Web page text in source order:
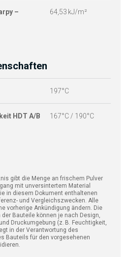
–
64,53 kJ/m²
197°C
HDT A/B
167°C / 190°C
gibt die Menge an frischem Pulver
mit unversintertem Material
in diesem Dokument enthaltenen
und Vergleichszwecken. Alle
vorherige Ankündigung ändern. Die
Bauteile können je nach Design,
Druckumgebung (z. B. Feuchtigkeit,
in der Verantwortung des
Bauteils für den vorgesehenen